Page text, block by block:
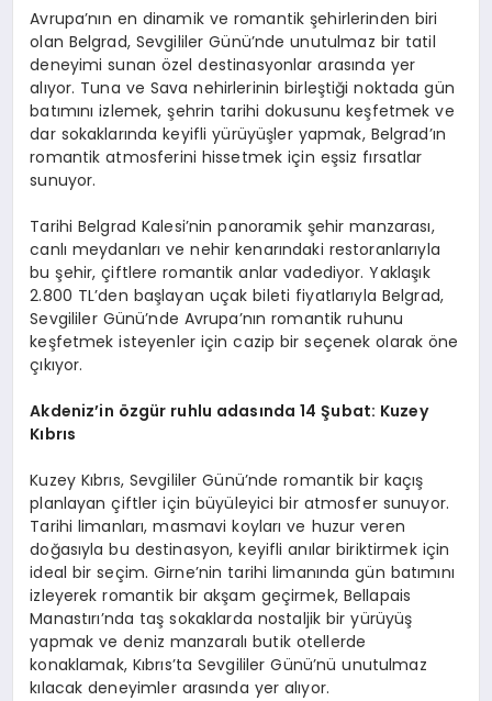
Avrupa’nın en dinamik ve romantik şehirlerinden biri
olan Belgrad, Sevgililer Günü’nde unutulmaz bir tatil
deneyimi sunan özel destinasyonlar arasında yer
alıyor. Tuna ve Sava nehirlerinin birleştiği noktada gün
batımını izlemek, şehrin tarihi dokusunu keşfetmek ve
dar sokaklarında keyifli yürüyüşler yapmak, Belgrad’ın
romantik atmosferini hissetmek için eşsiz fırsatlar
sunuyor.
Tarihi Belgrad Kalesi’nin panoramik şehir manzarası,
canlı meydanları ve nehir kenarındaki restoranlarıyla
bu şehir, çiftlere romantik anlar vadediyor. Yaklaşık
2.800 TL’den başlayan uçak bileti fiyatlarıyla Belgrad,
Sevgililer Günü’nde Avrupa’nın romantik ruhunu
keşfetmek isteyenler için cazip bir seçenek olarak öne
çıkıyor.
Akdeniz’in özgür ruhlu adasında 14 Şubat: Kuzey
Kıbrıs
Kuzey Kıbrıs, Sevgililer Günü’nde romantik bir kaçış
planlayan çiftler için büyüleyici bir atmosfer sunuyor.
Tarihi limanları, masmavi koyları ve huzur veren
doğasıyla bu destinasyon, keyifli anılar biriktirmek için
ideal bir seçim. Girne’nin tarihi limanında gün batımını
izleyerek romantik bir akşam geçirmek, Bellapais
Manastırı’nda taş sokaklarda nostaljik bir yürüyüş
yapmak ve deniz manzaralı butik otellerde
konaklamak, Kıbrıs’ta Sevgililer Günü’nü unutulmaz
kılacak deneyimler arasında yer alıyor.